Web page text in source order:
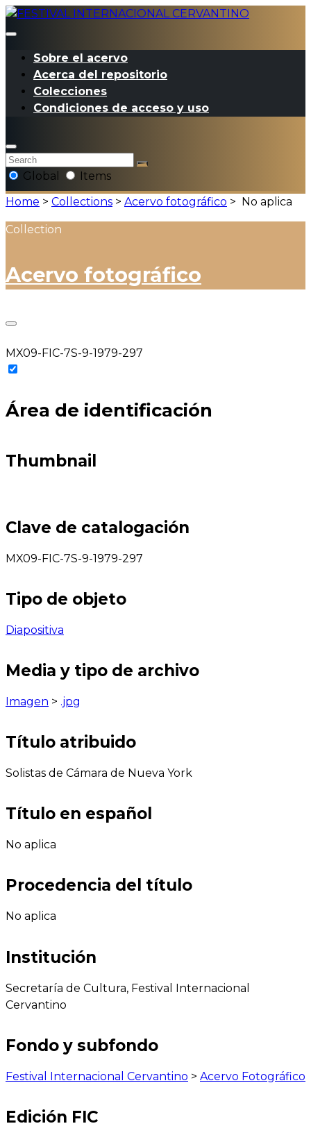
Sobre el acervo
Acerca del repositorio
Colecciones
Condiciones de acceso y uso
Global
Items
Home > Collections > Acervo fotográfico > No aplica
Collection
Acervo fotográfico
MX09-FIC-7S-9-1979-297
Área de identificación
Thumbnail
Clave de catalogación
MX09-FIC-7S-9-1979-297
Tipo de objeto
Diapositiva
Media y tipo de archivo
Imagen > .jpg
Título atribuido
Solistas de Cámara de Nueva York
Título en español
No aplica
Procedencia del título
No aplica
Institución
Secretaría de Cultura, Festival Internacional
Cervantino
Fondo y subfondo
Festival Internacional Cervantino > Acervo Fotográfico
Edición FIC